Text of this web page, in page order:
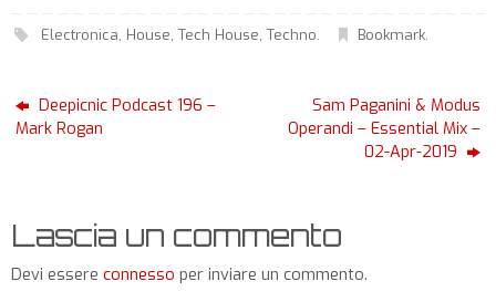
Electronica, House, Tech House, Techno. Bookmark.
Deepicnic Podcast 196 –
Mark Rogan
Sam Paganini & Modus
Operandi – Essential Mix –
02-Apr-2019
Lascia un commento
Devi essere connesso per inviare un commento.